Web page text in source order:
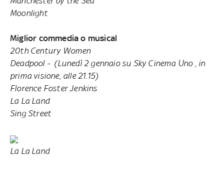
Moonlight
Miglior commedia o musical
20th Century Women
Deadpool - (Lunedì 2 gennaio su Sky Cinema Uno , in
prima visione, alle 21.15)
Florence Foster Jenkins
La La Land
Sing Street
La La Land